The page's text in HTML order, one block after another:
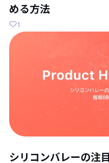
める方法
1
シリコンバレーの注